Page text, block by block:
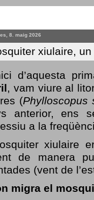
8. maig 2026
xiulaire,
d’aquesta
, vam viure al
(Phylloscopus
anterior, ens
a la
xiulaire
de manera
(vent de
migra el